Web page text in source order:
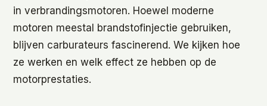
in verbrandingsmotoren. Hoewel moderne
motoren meestal brandstofinjectie gebruiken,
blijven carburateurs fascinerend. We kijken hoe
ze werken en welk effect ze hebben op de
motorprestaties.